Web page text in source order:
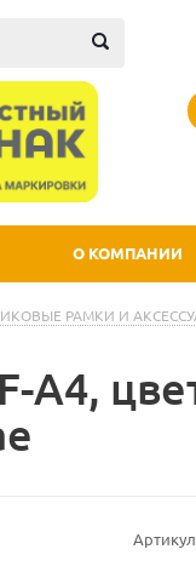
О КОМПАНИИ
РАМКИ И
A4,